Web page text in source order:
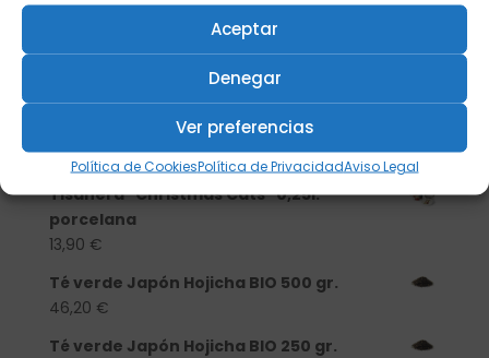
Aceptar
Denegar
Ver preferencias
Política de CookiesPolítica de PrivacidadAviso Legal
Productos
Tisanera "Christmas Cats" 0,25l.
porcelana
13,90 €
Té verde Japón Hojicha BIO 500 gr.
46,20 €
Té verde Japón Hojicha BIO 250 gr.